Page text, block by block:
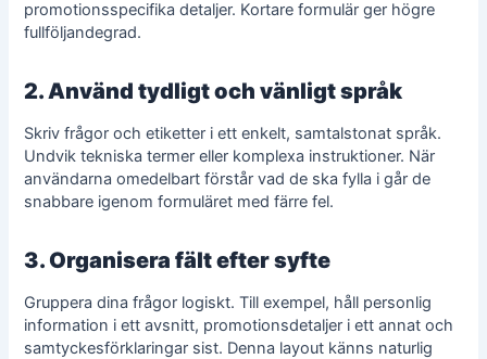
promotionsspecifika detaljer. Kortare formulär ger högre
fullföljandegrad.
2. Använd tydligt och vänligt språk
Skriv frågor och etiketter i ett enkelt, samtalstonat språk.
Undvik tekniska termer eller komplexa instruktioner. När
användarna omedelbart förstår vad de ska fylla i går de
snabbare igenom formuläret med färre fel.
3. Organisera fält efter syfte
Gruppera dina frågor logiskt. Till exempel, håll personlig
information i ett avsnitt, promotionsdetaljer i ett annat och
samtyckesförklaringar sist. Denna layout känns naturlig